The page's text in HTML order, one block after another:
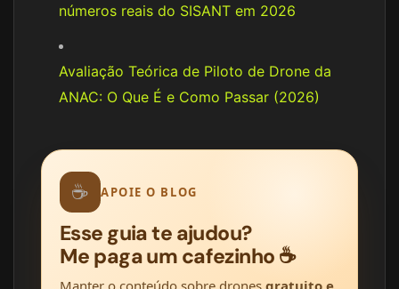
números reais do SISANT em 2026
Avaliação Teórica de Piloto de Drone da
ANAC: O Que É e Como Passar (2026)
☕ APOIE O BLOG
Esse guia te ajudou?
Me paga um cafezinho ☕
Manter o conteúdo sobre drones gratuito e